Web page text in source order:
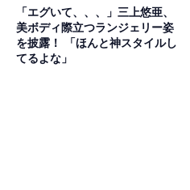
「エグいて、、、」三上悠亜、
美ボディ際立つランジェリー姿
を披露！ 「ほんと神スタイルし
てるよな」